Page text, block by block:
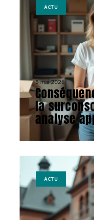
ACTU
5 mai 2026
la
analyse
ACTU